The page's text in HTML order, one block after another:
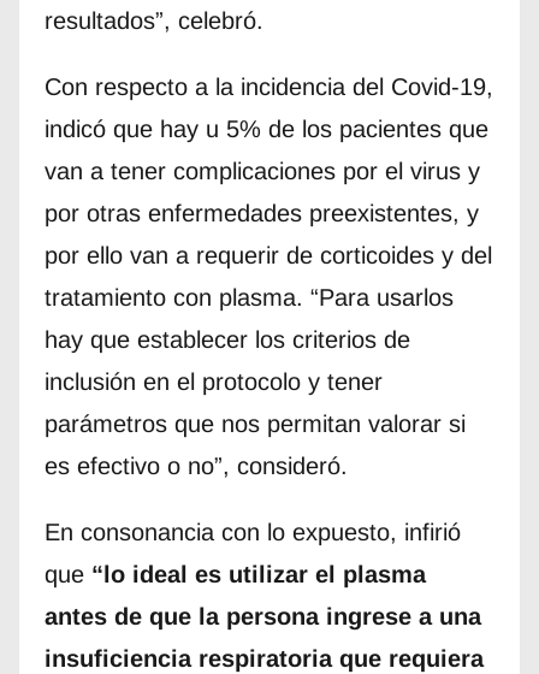
resultados”, celebró.
Con respecto a la incidencia del Covid-19,
indicó que hay u 5% de los pacientes que
van a tener complicaciones por el virus y
por otras enfermedades preexistentes, y
por ello van a requerir de corticoides y del
tratamiento con plasma. “Para usarlos
hay que establecer los criterios de
inclusión en el protocolo y tener
parámetros que nos permitan valorar si
es efectivo o no”, consideró.
En consonancia con lo expuesto, infirió
que “lo ideal es utilizar el plasma
antes de que la persona ingrese a una
insuficiencia respiratoria que requiera